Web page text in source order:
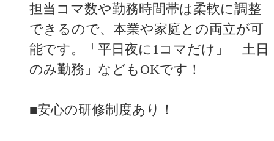
担当コマ数や勤務時間帯は柔軟に調整
できるので、本業や家庭との両立が可
能です。「平日夜に1コマだけ」「土日
のみ勤務」などもOKです！
■安心の研修制度あり！